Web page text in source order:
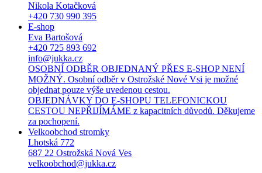
Nikola Kotačková
+420 730 990 395
E-shop
Eva Bartošová
+420 725 893 692
info@jukka.cz
OSOBNÍ ODBĚR OBJEDNANÝ PŘES E-SHOP NENÍ
MOŽNÝ. Osobní odběr v Ostrožské Nové Vsi je možné
objednat pouze výše uvedenou cestou.
OBJEDNÁVKY DO E-SHOPU TELEFONICKOU
CESTOU NEPŘIJÍMÁME z kapacitních důvodů. Děkujeme
za pochopení.
Velkoobchod stromky
Lhotská 772
687 22 Ostrožská Nová Ves
velkoobchod@jukka.cz